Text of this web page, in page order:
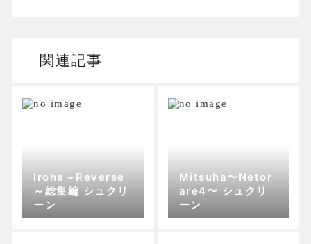
関連記事
Iroha～Reverse
～総集編 シュクリ
ーン
Mitsuha〜Netor
are4〜 シュクリ
ーン